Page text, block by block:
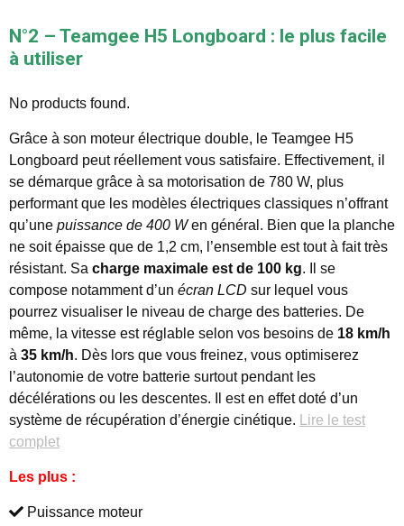
N°2 – Teamgee H5 Longboard : le plus facile
à utiliser
No products found.
Grâce à son moteur électrique double, le Teamgee H5
Longboard peut réellement vous satisfaire. Effectivement, il
se démarque grâce à sa motorisation de 780 W, plus
performant que les modèles électriques classiques n’offrant
qu’une puissance de 400 Wen général. Bien que la planche
ne soit épaisse que de 1,2 cm, l’ensemble est tout à fait très
résistant. Sa charge maximale est de 100 kg. Il se
compose notamment d’un écran LCD sur lequel vous
pourrez visualiser le niveau de charge des batteries. De
même, la vitesse est réglable selon vos besoins de 18 km/h
à 35 km/h. Dès lors que vous freinez, vous optimiserez
l’autonomie de votre batterie surtout pendant les
décélérations ou les descentes. Il est en effet doté d’un
système de récupération d’énergie cinétique.
Lire le test
complet
Les plus :
Puissance moteur